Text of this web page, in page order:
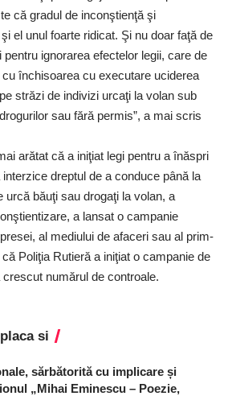
că gradul de inconştienţă şi
el unul foarte ridicat. Şi nu doar faţă de
ignorarea efectelor legii, care de
închisoarea cu executare uciderea
străzi de indivizi urcaţi la volan sub
sau fără permis”, a mai scris
arătat că a iniţiat legi pentru a înăspri
dreptul de a conduce până la
urcă băuţi sau drogaţi la volan, a
a lansat o campanie
al mediului de afaceri sau al prim-
Poliţia Rutieră a iniţiat o campanie de
numărul de controale.
si
sărbătorită cu implicare și
„Mihai Eminescu – Poezie,